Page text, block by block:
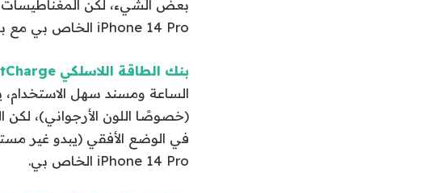
بعض الشيء، لكن المغناطيسات
iPhone 14 Pro الخاص بي مع بقاء حوالي 30 بالمائة.
بنك الطاقة اللاسلكي Belkin BoostCharge مقابل 33 دولارًا
(خصوصًا اللون الأرجواني)،
في الوضع الأفقي (يبدو غير
iPhone 14 Pro الخاص بي.